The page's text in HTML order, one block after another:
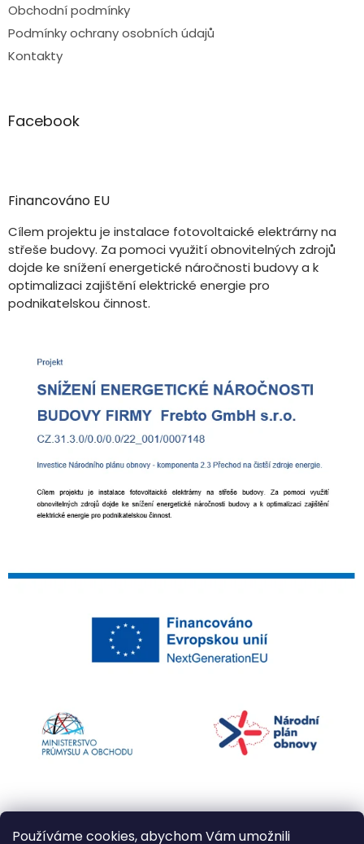
Používáme cookies, abychom Vám umožnili
Obchodní podmínky
Podmínky ochrany osobních údajů
Kontakty
Facebook
Financováno EU
Cílem projektu je instalace fotovoltaické elektrárny na
střeše budovy. Za pomoci využití obnovitelných zdrojů
dojde ke snížení energetické náročnosti budovy a k
optimalizaci zajištění elektrické energie pro
podnikatelskou činnost.